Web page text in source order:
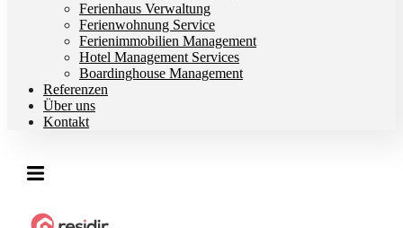
Ferienhaus Verwaltung
Ferienwohnung Service
Ferienimmobilien Management
Hotel Management Services
Boardinghouse Management
Referenzen
Über uns
Kontakt